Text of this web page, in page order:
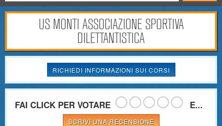
US MONTI ASSOCIAZIONE SPORTIVA
DILETTANTISTICA
RICHIEDI INFORMAZIONI SUI CORSI
FAI CLICK PER VOTARE E...
SCRIVI UNA RECENSIONE